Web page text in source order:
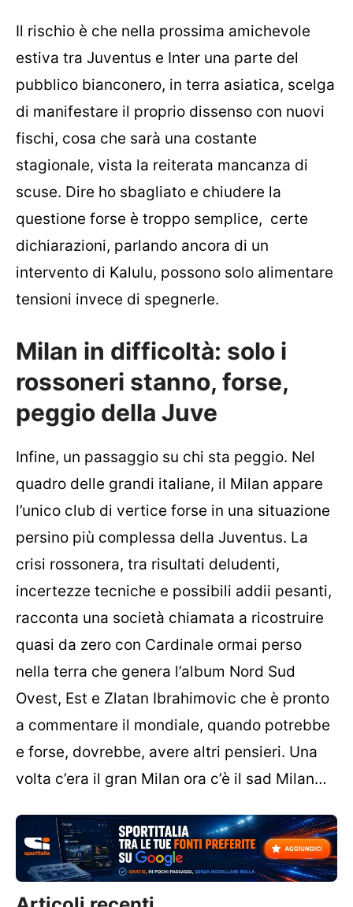
Il rischio è che nella prossima amichevole
estiva tra Juventus e Inter una parte del
pubblico bianconero, in terra asiatica, scelga
di manifestare il proprio dissenso con nuovi
fischi, cosa che sarà una costante
stagionale, vista la reiterata mancanza di
scuse. Dire ho sbagliato e chiudere la
questione forse è troppo semplice, certe
dichiarazioni, parlando ancora di un
intervento di Kalulu, possono solo alimentare
tensioni invece di spegnerle.
Milan in difficoltà: solo i
rossoneri stanno, forse,
peggio della Juve
Infine, un passaggio su chi sta peggio. Nel
quadro delle grandi italiane, il Milan appare
l’unico club di vertice forse in una situazione
persino più complessa della Juventus. La
crisi rossonera, tra risultati deludenti,
incertezze tecniche e possibili addii pesanti,
racconta una società chiamata a ricostruire
quasi da zero con Cardinale ormai perso
nella terra che genera l’album Nord Sud
Ovest, Est e Zlatan Ibrahimovic che è pronto
a commentare il mondiale, quando potrebbe
e forse, dovrebbe, avere altri pensieri. Una
volta c’era il gran Milan ora c’è il sad Milan…